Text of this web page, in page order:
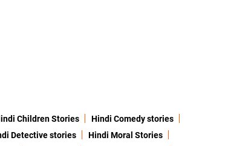
Children Stories
Hindi Comedy stories
Detective stories
Hindi Moral Stories